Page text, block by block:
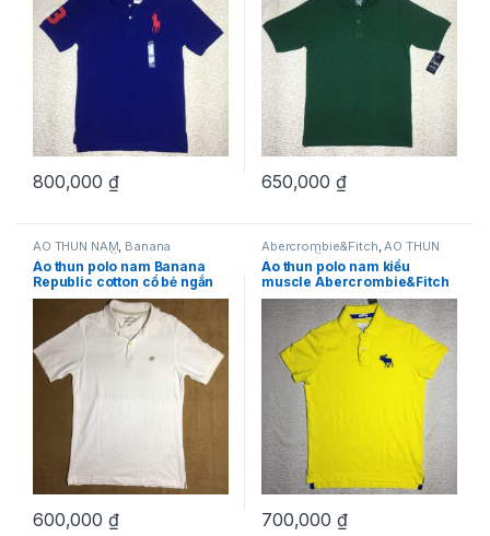
800,000 ₫ 650,000 ₫
ÁO THUN NAM Banana
Republic THỜI TRANG NAM
Áo thun polo nam Banana
Republic cotton cổ bẻ ngắn
tay màu trắng size S hàng
mỹ chính hãng
600,000 ₫
Abercrombie&Fitch ÁO THUN
NAM THỜI TRANG NAM
Áo thun polo nam kiểu
muscle Abercrombie&Fitch
cổ bẻ cotton ngắn tay màu
vàng size M chính hãng
hàng mỹ
700,000 ₫